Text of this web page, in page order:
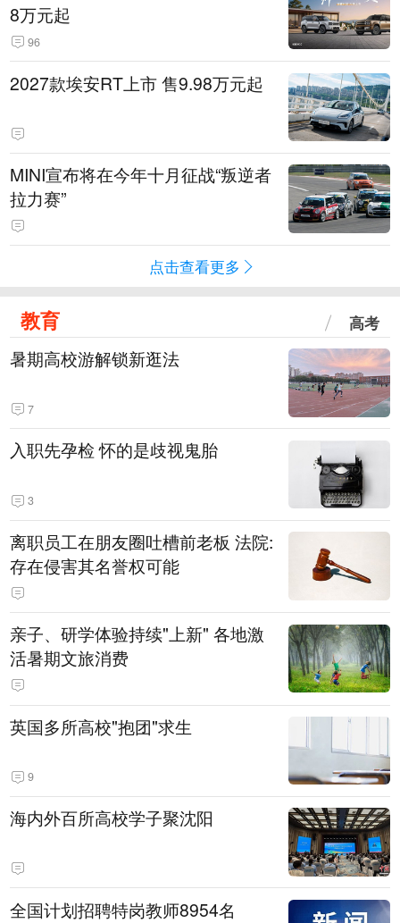
8万元起
96
2027款埃安RT上市 售9.98万元起
MINI宣布将在今年十月征战“叛逆者
拉力赛”
点击查看更多
教育 高考
暑期高校游解锁新逛法
7
入职先孕检 怀的是歧视鬼胎
3
离职员工在朋友圈吐槽前老板 法院:
存在侵害其名誉权可能
亲子、研学体验持续"上新" 各地激
活暑期文旅消费
英国多所高校"抱团"求生
9
海内外百所高校学子聚沈阳
全国计划招聘特岗教师8954名